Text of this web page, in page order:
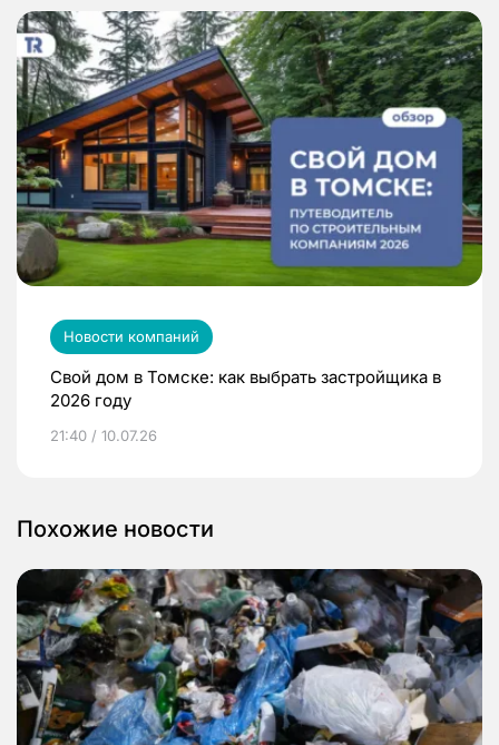
Новости компаний
Свой дом в Томске: как выбрать застройщика в
2026 году
21:40 / 10.07.26
Похожие новости